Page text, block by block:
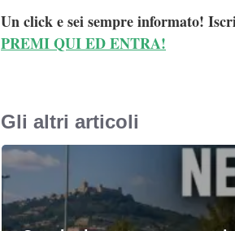
Un click e sei sempre informato!
PREMI QUI ED ENTRA!
Gli altri articoli